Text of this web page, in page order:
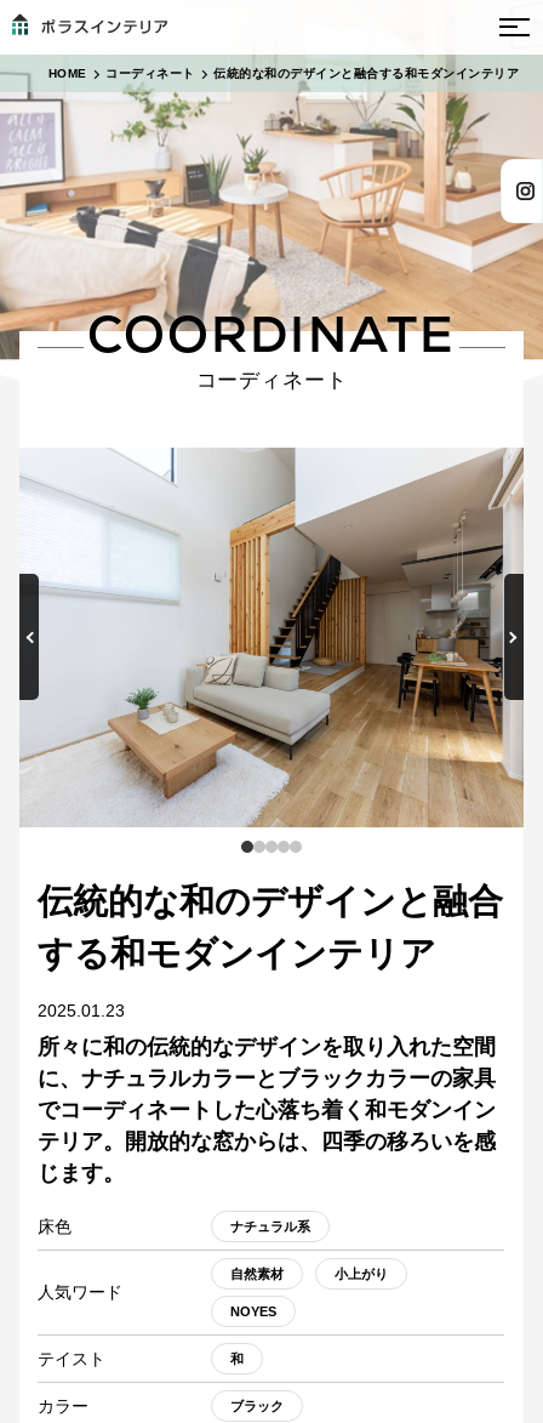
HOME コーディネート 伝統的な和のデザインと融合する和モダンインテリア
COORDINATE
コーディネート
伝統的な和のデザインと融合
する和モダンインテリア
2025.01.23
所々に和の伝統的なデザインを取り入れた空間
に、ナチュラルカラーとブラックカラーの家具
でコーディネートした心落ち着く和モダンイン
テリア。開放的な窓からは、四季の移ろいを感
じます。
床色 ナチュラル系
人気ワード
自然素材 小上がり
NOYES
テイスト 和
カラー ブラック